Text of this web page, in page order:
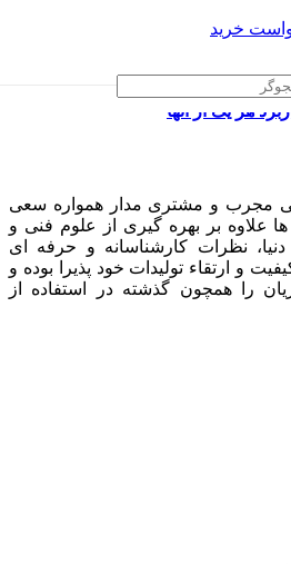
خرید
هر یک از آنها
مجرب و مشتری مدار همواره سعی
علاوه بر بهره گیری از علوم فنی و
نظرات کارشناسانه و حرفه ای
و ارتقاء تولیدات خود پذیرا بوده و
را همچون گذشته در استفاده از